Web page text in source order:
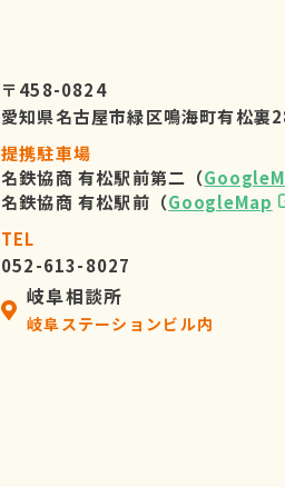
〒458-0824
愛知県名古屋市緑区鳴海町有松裏
提携駐車場
名鉄協商 有松駅前第二（
名鉄協商 有松駅前（GoogleMap
TEL
052-613-8027
岐阜相談所
岐阜ステーションビル内